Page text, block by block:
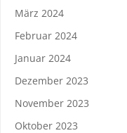
März 2024
Februar 2024
Januar 2024
Dezember 2023
November 2023
Oktober 2023